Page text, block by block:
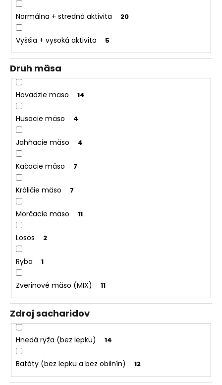
Normálna + stredná aktivita 20
Vyššia + vysoká aktivita 5
Druh mäsa
Hovädzie mäso 14
Husacie mäso 4
Jahňacie mäso 4
Kačacie mäso 7
Králičie mäso 7
Morčacie mäso 11
Losos 2
Ryba 1
Zverinové mäso (MIX) 11
Zdroj sacharidov
Hnedá ryža (bez lepku) 14
Batáty (bez lepku a bez obilnín) 12